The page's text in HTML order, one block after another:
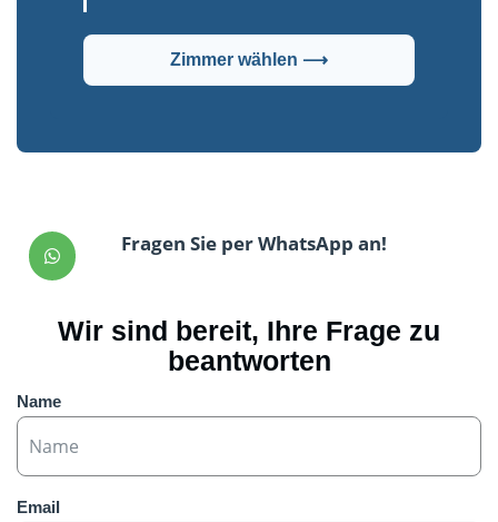
Zimmer wählen ⟶
Fragen Sie per WhatsApp an!
Wir sind bereit, Ihre Frage zu
beantworten
Name
Email